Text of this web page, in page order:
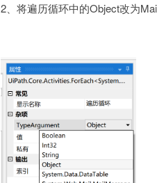
2、将遍历循环中的Object改为